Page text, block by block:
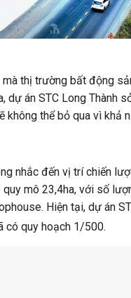
thị trường bất động
án STC Long Thành
thể bỏ qua vì khả
nhắc đến vị trí chiến
mô 23,4ha, với số
Hiện tại, dự án
có quy hoạch 1/500.